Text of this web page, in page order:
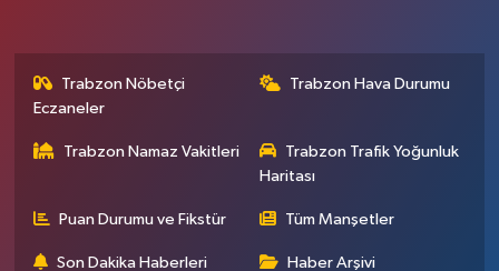
Trabzon Nöbetçi
Eczaneler
Trabzon Hava Durumu
Trabzon Namaz Vakitleri
Trabzon Trafik Yoğunluk
Haritası
Puan Durumu ve Fikstür Tüm Manşetler
Son Dakika Haberleri Haber Arşivi